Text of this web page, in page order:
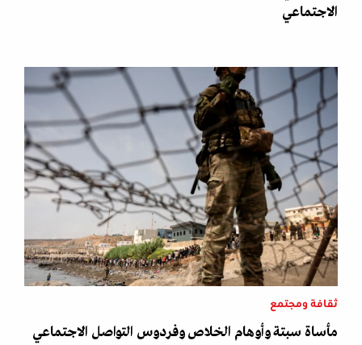
الاجتماعي
ثقافة ومجتمع
مأساة سبتة وأوهام الخلاص وفردوس التواصل الاجتماعي